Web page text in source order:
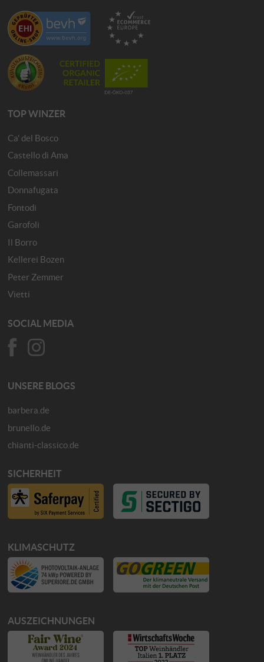
TOP WINZER
Ca' del Bosco
Castello di Ama
Collemassari
Donnafugata
Fontodi
Garofoli
Il Borro
Kellerei Bozen
Peter Zemmer
Vietti
SOCIAL MEDIA
UNSERE BLOGS
barbera.de
brunello.de
chianti-classico.de
SICHERHEIT
KLIMASCHUTZ
AUSZEICHNUNGEN